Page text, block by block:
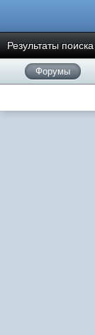
Результаты поиска
Форумы